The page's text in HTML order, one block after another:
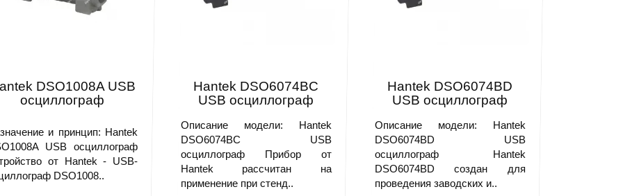
DSO1008A USB
осциллограф
и принцип: Hantek
USB осциллограф
от Hantek - USB-
DSO1008..
Hantek DSO6074BC
USB осциллограф
Описание модели: Hantek
DSO6074BC USB
осциллограф Прибор от
Hantek рассчитан на
применение при стенд..
Hantek DSO6074BD
USB осциллограф
Описание модели: Hantek
DSO6074BD USB
осциллограф Hantek
DSO6074BD создан для
проведения заводских и..